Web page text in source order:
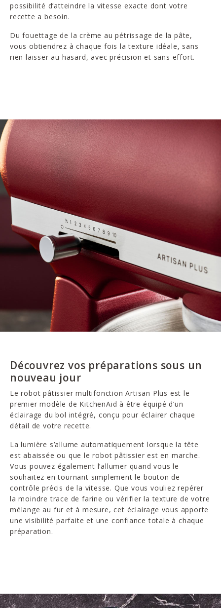
possibilité d’atteindre la vitesse exacte dont votre
recette a besoin.
Du fouettage de la crème au pétrissage de la pâte,
vous obtiendrez à chaque fois la texture idéale, sans
rien laisser au hasard, avec précision et sans effort.
Découvrez vos préparations sous un
nouveau jour
Le robot pâtissier multifonction Artisan Plus est le
premier modèle de KitchenAid à être équipé d’un
éclairage du bol intégré, conçu pour éclairer chaque
détail de votre recette.
La lumière s’allume automatiquement lorsque la tête
est abaissée ou que le robot pâtissier est en marche.
Vous pouvez également l’allumer quand vous le
souhaitez en tournant simplement le bouton de
contrôle précis de la vitesse. Que vous vouliez repérer
la moindre trace de farine ou vérifier la texture de votre
mélange au fur et à mesure, cet éclairage vous apporte
une visibilité parfaite et une confiance totale à chaque
préparation.